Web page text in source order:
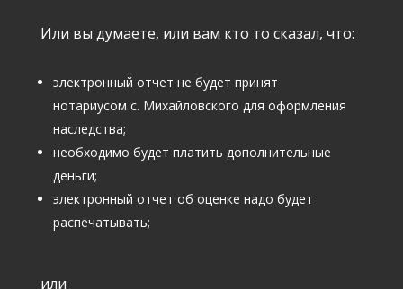
Или вы думаете, или вам кто то сказал, что:
электронный отчет не будет принят
нотариусом с. Михайловского для оформления
наследства;
необходимо будет платить дополнительные
деньги;
электронный отчет об оценке надо будет
распечатывать;
или